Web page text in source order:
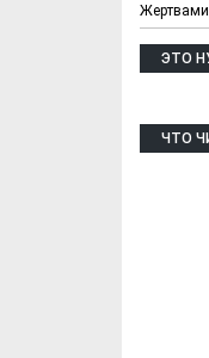
Жертвами
ЭТО
ЧТО